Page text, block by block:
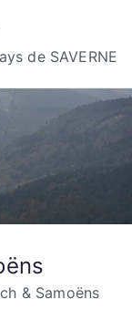
de SAVERNE
& Samoëns